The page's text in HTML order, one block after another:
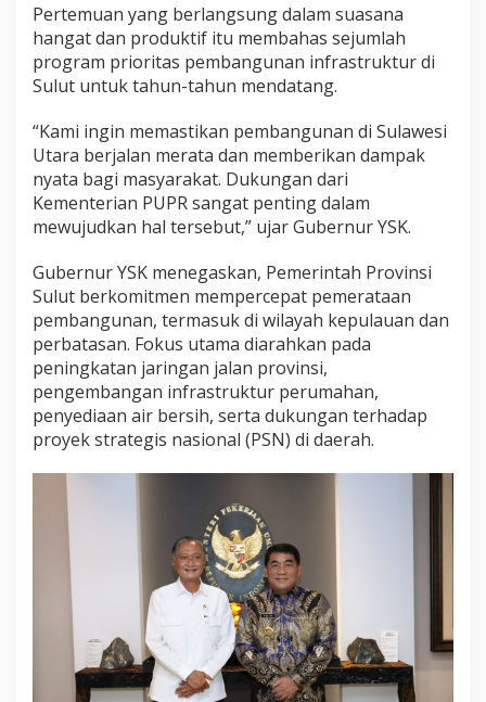
k
a
n
P
t
e
m
u
n
t
r
a
t
e
g
i
s
d
e
n
M
e
n
t
e
r
i
P
Pertemuan yang berlangsung dalam suasana
hangat dan produktif itu membahas sejumlah
program prioritas pembangunan infrastruktur di
Sulut untuk tahun-tahun mendatang.
“Kami ingin memastikan pembangunan di Sulawesi
Utara berjalan merata dan memberikan dampak
nyata bagi masyarakat. Dukungan dari
Kementerian PUPR sangat penting dalam
mewujudkan hal tersebut,” ujar Gubernur YSK.
Gubernur YSK menegaskan, Pemerintah Provinsi
Sulut berkomitmen mempercepat pemerataan
pembangunan, termasuk di wilayah kepulauan dan
perbatasan. Fokus utama diarahkan pada
peningkatan jaringan jalan provinsi,
pengembangan infrastruktur perumahan,
penyediaan air bersih, serta dukungan terhadap
proyek strategis nasional (PSN) di daerah.